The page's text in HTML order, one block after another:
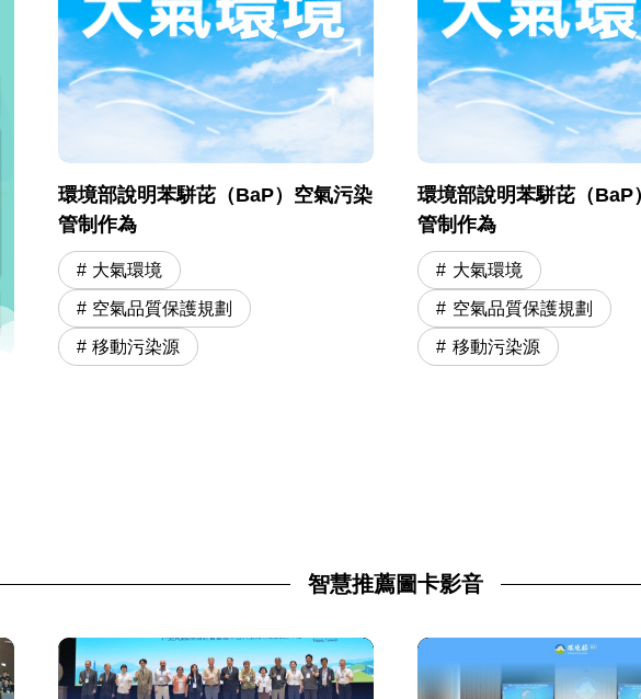
環境部說明苯駢芘（BaP）空氣污染
管制作為
大氣環境
空氣品質保護規劃
移動污染源
環境部說明苯駢芘（BaP
管制作為
大氣環境
空氣品質保護規劃
移動污染源
智慧推薦圖卡影音